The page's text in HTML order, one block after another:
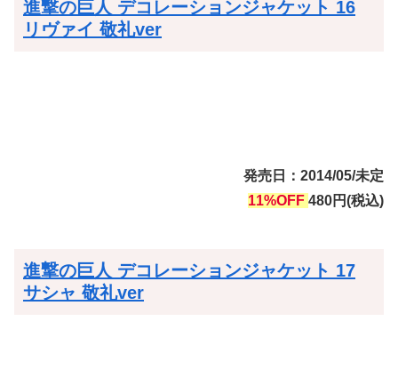
進撃の巨人 デコレーションジャケット 16
リヴァイ 敬礼ver
発売日：2014/05/未定
11%OFF 480円(税込)
進撃の巨人 デコレーションジャケット 17
サシャ 敬礼ver